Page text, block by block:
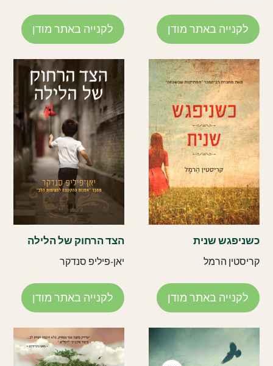
לקנייה באתר מודן לקנייה באתר מודן
כשניפגש שנית
קריסטין הרמל
לקנייה באתר מודן
הצד הרחוק של הלילה
יאן-פיליפ סנדקר
לקנייה באתר מודן